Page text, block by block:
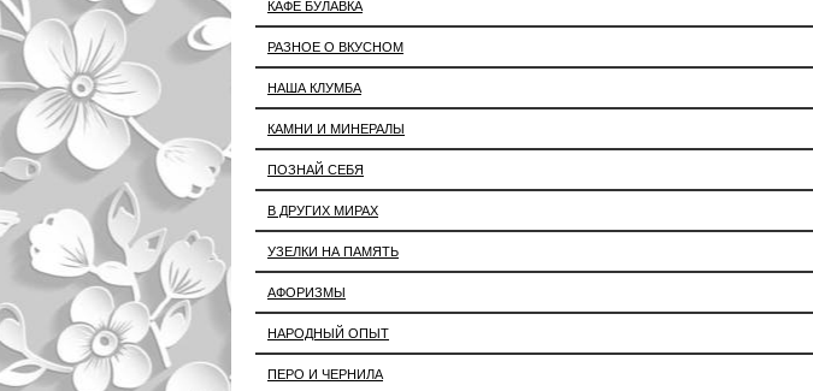
КАФЕ БУЛАВКА
РАЗНОЕ О ВКУСНОМ
НАША КЛУМБА
КАМНИ И МИНЕРАЛЫ
ПОЗНАЙ СЕБЯ
В ДРУГИХ МИРАХ
УЗЕЛКИ НА ПАМЯТЬ
АФОРИЗМЫ
НАРОДНЫЙ ОПЫТ
ПЕРО И ЧЕРНИЛА